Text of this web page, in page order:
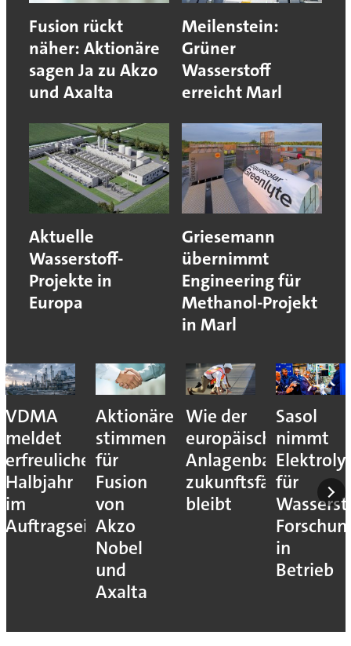
Fusion rückt
näher: Aktionäre
sagen Ja zu Akzo
und Axalta
Meilenstein:
Grüner
Wasserstoff
erreicht Marl
Aktuelle
Wasserstoff-
Projekte in
Europa
Griesemann
übernimmt
Engineering für
Methanol-Projekt
in Marl
VDMA
meldet
erfreuliches
Halbjahr
im
Auftragseingang
Aktionäre
stimmen
für
Fusion
von
Akzo
Nobel
und
Axalta
Wie der
europäische
Anlagenbau
zukunftsfähig
bleibt
Sasol
nimmt
für
in
Betrieb